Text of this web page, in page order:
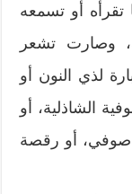
تقرأه أو تسمعه
وصارت تشعر
لذي النون أو
الشاذلية، أو
صوفي، أو رقصة